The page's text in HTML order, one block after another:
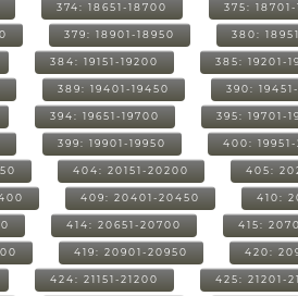
374: 18651-18700 375: 18701-
379: 18901-18950 380:
384: 19151-19200 385: 19201-
389: 19401-19450 390:
394: 19651-19700 395: 19701-
399: 19901-19950 400:
404: 20151-20200 405:
409: 20401-20450 410:
414: 20651-20700 415:
419: 20901-20950 420:
424: 21151-21200 425: 21201-